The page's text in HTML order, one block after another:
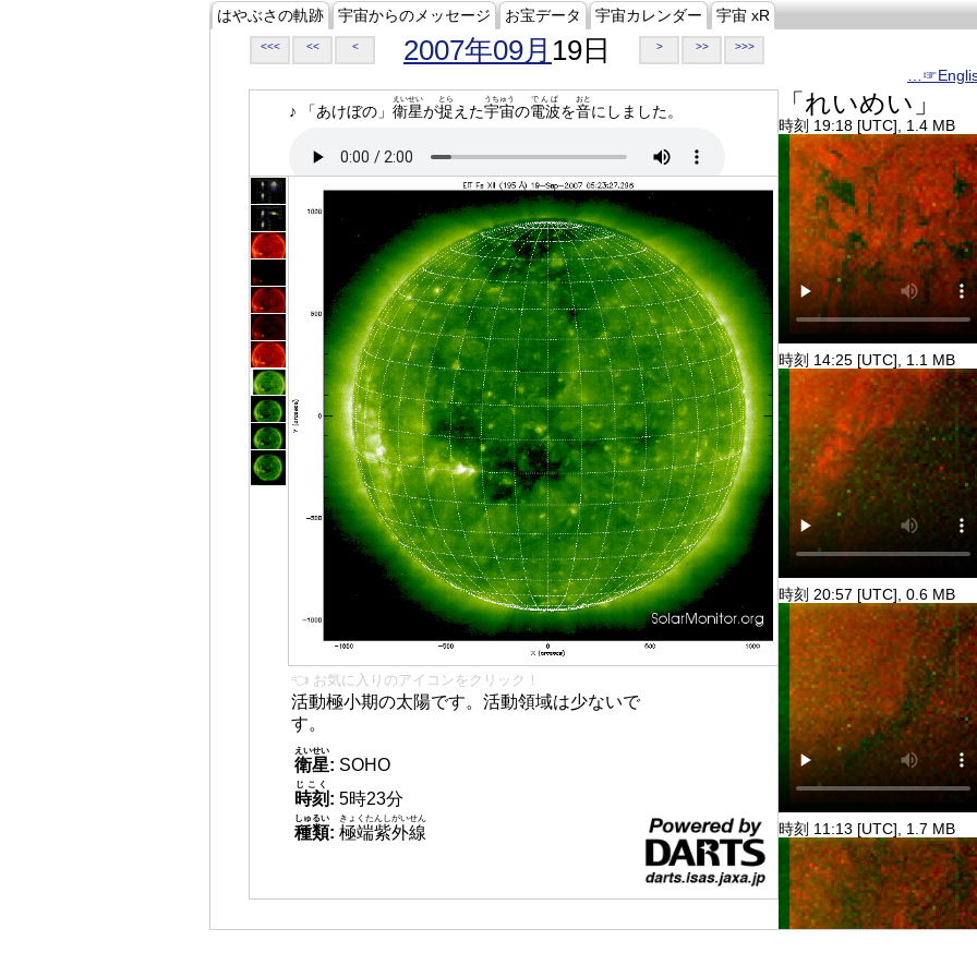
はやぶさの軌跡 宇宙からのメッセージ お宝データ 宇宙カレンダー 宇宙 xR
<<< << < 2007年09月 19日 > >> >>>
♪ 「あけぼの」 衛星
えいせい
が捉
とら
えた宇宙
うちゅう
の電波
でんぱ
を音
おと
にしました。
👈 お気に入りのアイコンをクリック！
活動極小期の太陽です。活動領域は少ないで
す。
衛星
えいせい
: SOHO
時刻
じこく
: 5時23分
種類
しゅるい
: 極端紫外線
きょくたんしがいせん
「れいめい」
時刻 19:18 [UTC], 1.4 MB
時刻 14:25 [UTC], 1.1 MB
時刻 20:57 [UTC], 0.6 MB
時刻 11:13 [UTC], 1.7 MB